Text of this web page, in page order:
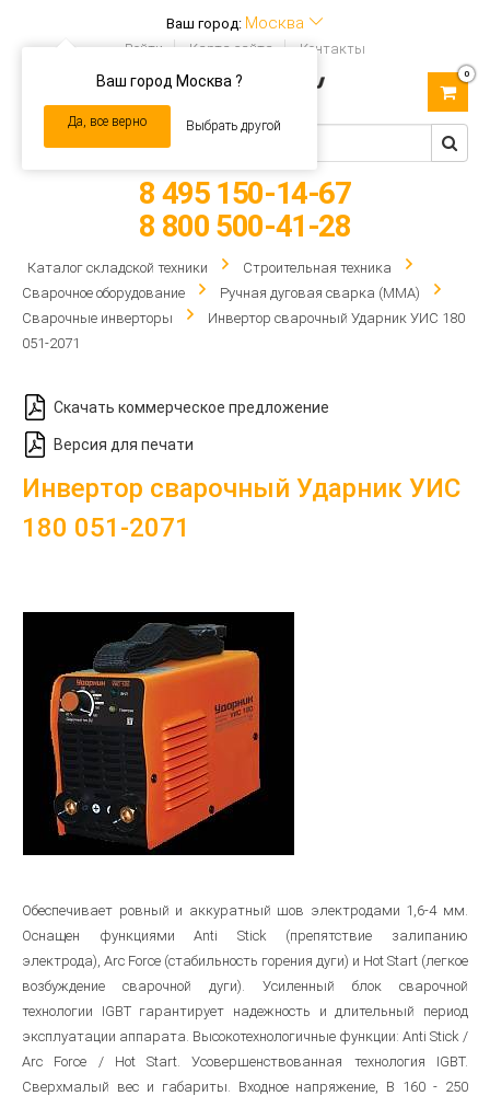
Ваш город: Москва
Ваш город Москва ?
Да, все верно Выбрать другой
Войти Карта сайта Контакты
navigation
0
8 495 150-14-67
8 800 500-41-28
Каталог складской техники
Строительная техника
Сварочное оборудование
Ручная дуговая сварка (MMA)
Сварочные инверторы
Инвертор сварочный Ударник УИС 180
051-2071
Скачать коммерческое предложение
Версия для печати
Инвертор сварочный Ударник УИС
180 051-2071
Обеспечивает ровный и аккуратный шов электродами 1,6-4 мм.
Оснащен функциями Anti Stick (препятствие залипанию
электрода), Arc Force (стабильность горения дуги) и Hot Start (легкое
возбуждение сварочной дуги). Усиленный блок сварочной
технологии IGBT гарантирует надежность и длительный период
эксплуатации аппарата. Высокотехнологичные функции: Anti Stick /
Arc Force / Hot Start. Усовершенствованная технология IGBT.
Сверхмалый вес и габариты. Входное напряжение, В 160 - 250